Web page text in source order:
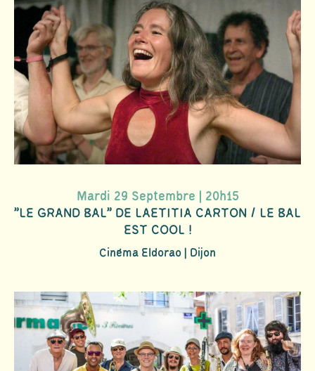
Mardi 29 Septembre | 20h15
"LE GRAND BAL" DE LAETITIA CARTON / LE BAL
EST COOL !
Cinéma Eldorao | Dijon